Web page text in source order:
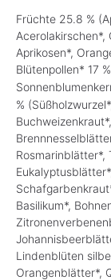
Früchte 25.8 %
Acerolakirschen*,
Aprikosen*,
Blütenpollen* 17
%
Rosmarinblätter*,
Basilikum*,
Lindenblüten
Orangenblätter*,